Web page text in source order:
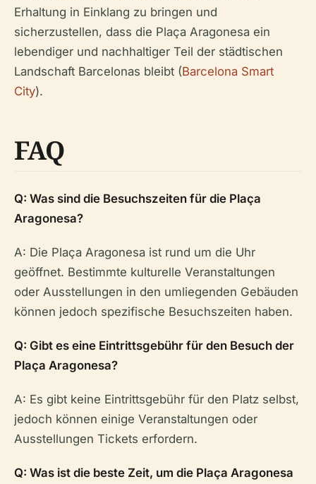
Erhaltung in Einklang zu bringen und
sicherzustellen, dass die Plaça Aragonesa ein
lebendiger und nachhaltiger Teil der städtischen
Landschaft Barcelonas bleibt (Barcelona Smart
City).
FAQ
Q: Was sind die Besuchszeiten für die Plaça
Aragonesa?
A: Die Plaça Aragonesa ist rund um die Uhr
geöffnet. Bestimmte kulturelle Veranstaltungen
oder Ausstellungen in den umliegenden Gebäuden
können jedoch spezifische Besuchszeiten haben.
Q: Gibt es eine Eintrittsgebühr für den Besuch der
Plaça Aragonesa?
A: Es gibt keine Eintrittsgebühr für den Platz selbst,
jedoch können einige Veranstaltungen oder
Ausstellungen Tickets erfordern.
Q: Was ist die beste Zeit, um die Plaça Aragonesa